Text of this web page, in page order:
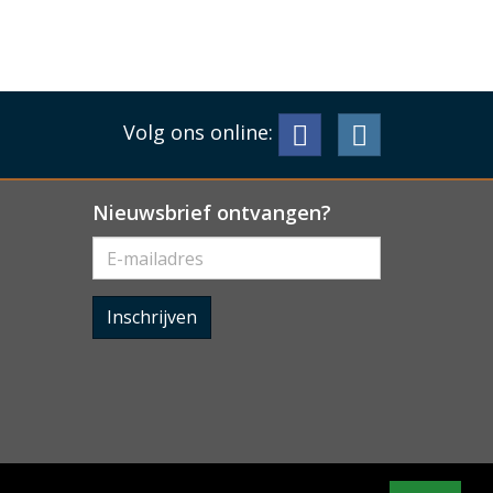
Volg ons online:
Nieuwsbrief ontvangen?
Inschrijven